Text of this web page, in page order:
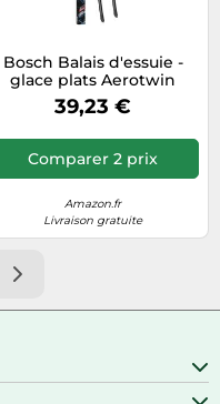
Bosch Balais d'essuie -
glace plats Aerotwin
A308S, Longueur:
530mm/475mm - 1 paire
véhicules avec
direction/volant à droite
39,23 €
Comparer 2 prix
Amazon.fr
Livraison gratuite